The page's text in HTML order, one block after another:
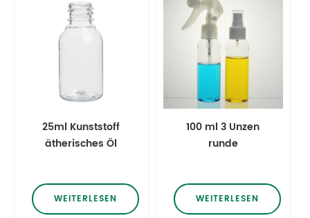
25ml Kunststoff
ätherisches Öl
WEITERLESEN
100 ml 3 Unzen
runde
WEITERLESEN